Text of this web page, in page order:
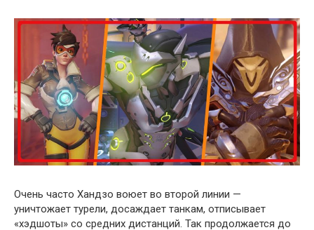
Очень часто Хандзо воюет во второй линии —
уничтожает турели, досаждает танкам, отписывает
«хэдшоты» со средних дистанций. Так продолжается до